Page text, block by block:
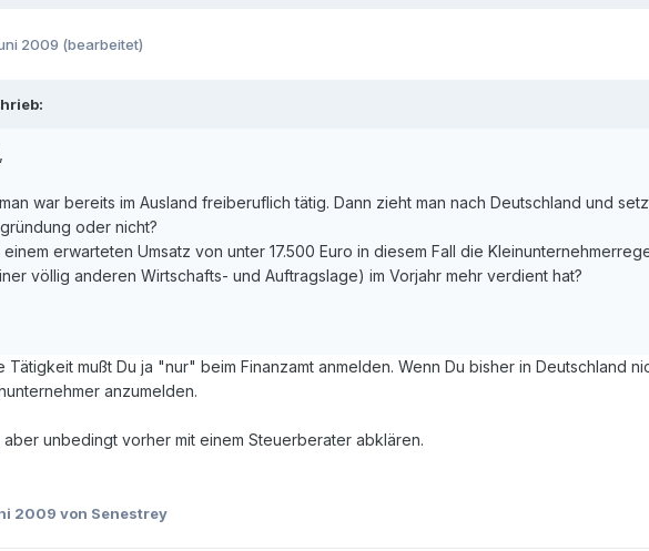
2009 (bearbeitet)
war bereits im Ausland freiberuflich tätig. Dann zieht man nach Deutschland und
oder nicht?
erwarteten Umsatz von unter 17.500 Euro in diesem Fall die
völlig anderen Wirtschafts- und Auftragslage) im Vorjahr mehr verdient hat?
Tätigkeit mußt Du ja "nur" beim Finanzamt anmelden. Wenn Du bisher in Deutschland
anzumelden.
aber unbedingt vorher mit einem Steuerberater abklären.
2009 von Senestrey